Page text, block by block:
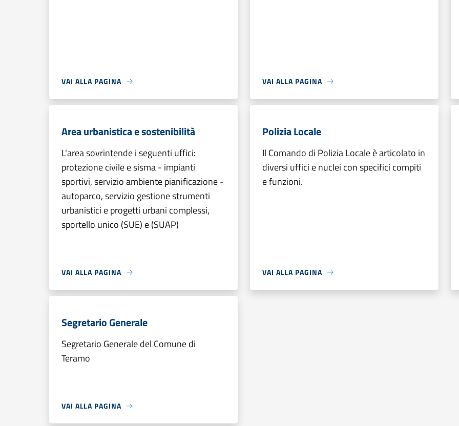
VAI ALLA PAGINA VAI ALLA PAGINA
Area urbanistica e sostenibilità
L'area sovrintende i seguenti uffici:
protezione civile e sisma - impianti
sportivi, servizio ambiente pianificazione -
autoparco, servizio gestione strumenti
urbanistici e progetti urbani complessi,
sportello unico (SUE) e (SUAP)
VAI ALLA PAGINA
Polizia Locale
Il Comando di Polizia Locale è articolato in
diversi uffici e nuclei con specifici compiti
e funzioni.
VAI ALLA PAGINA
Segretario Generale
Segretario Generale del Comune di
Teramo
VAI ALLA PAGINA